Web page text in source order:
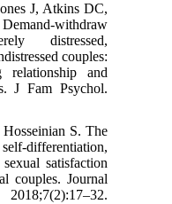
J, Atkins DC,
withdraw
distressed,
couples:
relationship and
J Fam Psychol.
Hosseinian S. The
differentiation,
sexual satisfaction
couples. Journal